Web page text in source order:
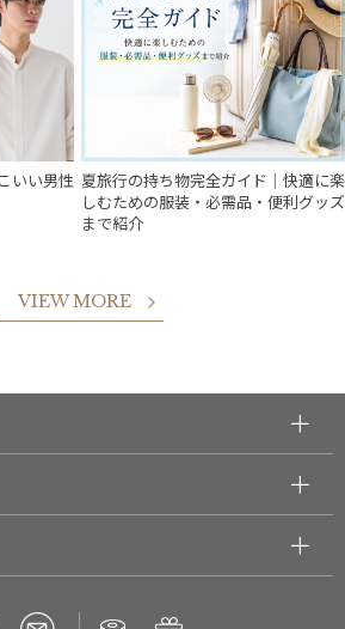
いい男性 夏旅行の持ち物完全ガイド｜快適に楽
しむための服装・必需品・便利グッズ
まで紹介
VIEW MORE